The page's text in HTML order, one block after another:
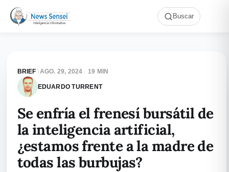
Buscar
BRIEF \AGO. 29, 2024 · 19 MIN
EDUARDO TURRENT
Se enfría el frenesí bursátil de
la inteligencia artificial,
¿estamos frente a la madre de
todas las burbujas?